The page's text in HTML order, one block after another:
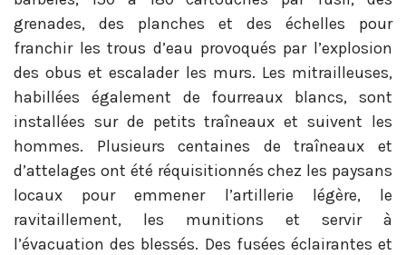
grenades, des planches et des échelles pour
franchir les trous d’eau provoqués par l’explosion
des obus et escalader les murs. Les mitrailleuses,
habillées également de fourreaux blancs, sont
installées sur de petits traîneaux et suivent les
hommes. Plusieurs centaines de traîneaux et
d’attelages ont été réquisitionnés chez les paysans
locaux pour emmener l’artillerie légère, le
ravitaillement, les munitions et servir à
l’évacuation des blessés. Des fusées éclairantes et